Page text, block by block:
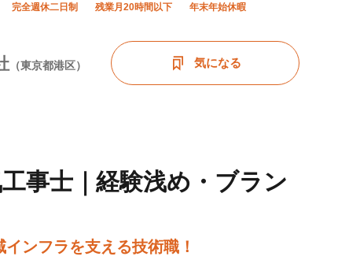
（東京都港区）
完全週休二日制 残業月20時間以下 年末年始休暇
気になる
事士｜経験浅め・ブラン
ンフラを支える技術職！